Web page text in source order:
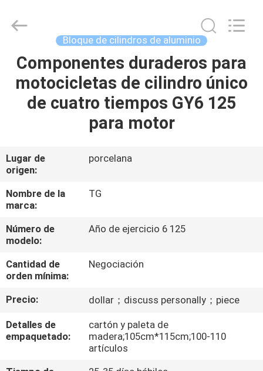
HOGAR
PRODUCTOS
NOSOTROS
VIAJE
DE
LA
FÁBRICA
CONTROL
CALIDAD
Cylinder
Block.,Ltd.
Developed
Bloque de cilindros de aluminio
Componentes duraderos para
motocicletas de cilindro único
de cuatro tiempos GY6 125
para motor
Lugar de
origen:
porcelana
Nombre de la
marca:
TG
Número de
modelo:
Año de ejercicio 6 125
Cantidad de
orden mínima:
Negociación
Precio: dollar；discuss personally；piece
Detalles de
empaquetado:
cartón y paleta de
madera;105cm*115cm;100-110
artículos